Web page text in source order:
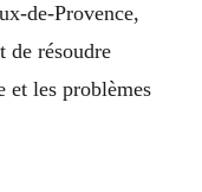
de-Provence,
résoudre
et les problèmes